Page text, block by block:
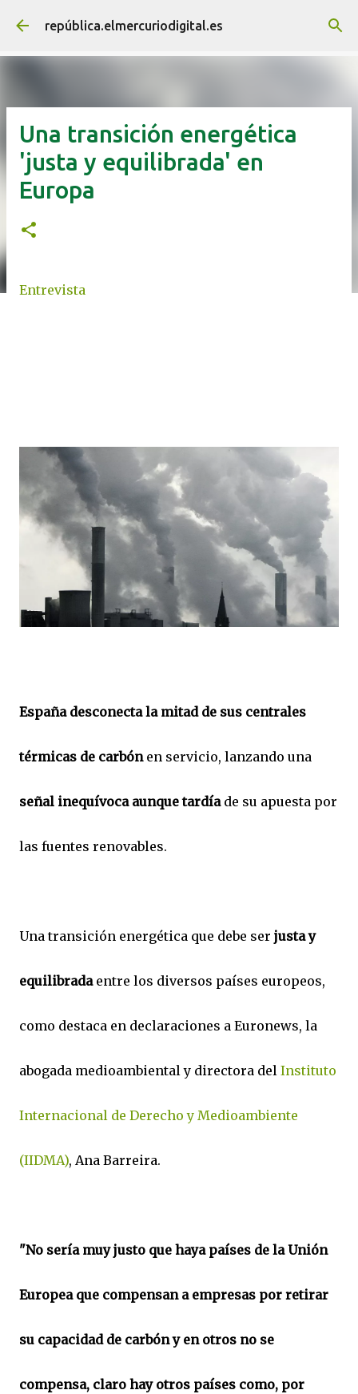
Ir al contenido principal
república.elmercuriodigital.es
Una transición energética
'justa y equilibrada' en
Europa
Entrevista
España desconecta la mitad de sus centrales
térmicas de carbónen servicio, lanzando una
señal inequívoca aunque tardíade su apuesta por
las fuentes renovables.
Una transición energética que debe ser justa y
equilibradaentre los diversos países europeos,
como destaca en declaraciones a Euronews, la
abogada medioambiental y directora del Instituto
Internacional de Derecho y Medioambiente
(IIDMA), Ana Barreira.
"No sería muy justo que haya países de la Unión
Europea que compensan a empresas por retirar
su capacidad de carbón y en otros no se
compensa, claro hay otros países como, por